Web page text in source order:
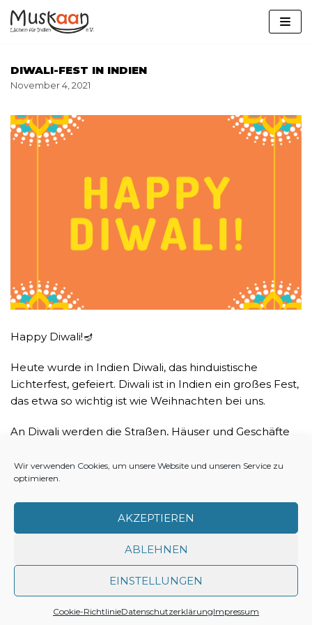
Wir verwenden Cookies, um unsere Website und unseren Service zu
optimieren.
AKZEPTIEREN
ABLEHNEN
EINSTELLUNGEN
Cookie-RichtlinieDatenschutzerklärungImpressum
Zum
Inhalt
DIWALI-FEST IN INDIEN
November 4, 2021
Happy Diwali!🪔
Heute wurde in Indien Diwali, das hinduistische
Lichterfest, gefeiert. Diwali ist in Indien ein großes Fest,
das etwa so wichtig ist wie Weihnachten bei uns.
An Diwali werden die Straßen, Häuser und Geschäfte
dekoriert. Man feiert an diesem Tag den Sieg des
Lichts über die Dunkelheit, den Sieg des Guten über
Wir wünschen auch allen ein fröhliches Diwali. 🎆
Datenschutz Cookie-Richtlinie (EU)
Neve Charity| Powered byWordPress